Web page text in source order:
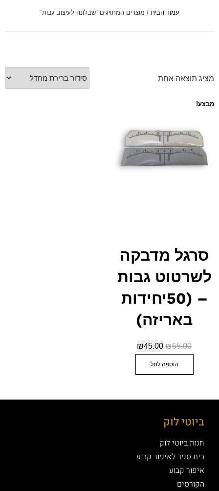
סמן קישורים
עמוד הבית / מוצרים המתויגים “שבלונה לעיצוב גבות”
מציג תוצאה אחת
מבצע!
סרגל מדבקה
לשרטוט גבות
– (50יחידות
באריזה)
₪55.00
₪45.00
הוספה לסל
ביוטי לוק
חנות ביוטי לוק
בית ספר לאיפור קבוע
איפור קבוע
הקורסים